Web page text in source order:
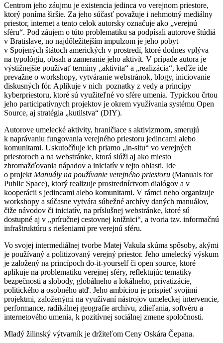
Centrom jeho záujmu je existencia jedinca vo verejnom priestore,
ktorý poníma širšie. Za jeho súčasť považuje i nehmotný mediálny
priestor, internet a tento celok autorsky označuje ako „verejnú
sféru“. Pod záujem o túto problematiku sa podpísali autorove štúdiá
v Bratislave, no najdôležitejším impulzom je jeho pobyt
v Spojených štátoch amerických v prostredí, ktoré dodnes vplýva
na typológiu, obsah a zameranie jeho aktivít. V prípade autora je
výstižnejšie používať termíny „aktivita“ a „realizácia“, keďže ide
prevažne o workshopy, vytváranie webstránok, blogy, iniciovanie
diskusných fór. Aplikuje v nich poznatky z vedy a princípy
kyberpriestoru, ktoré sú využiteľné vo sfére umenia. Typickou črtou
jeho participatívnych projektov je okrem využívania systému Open
Source, aj stratégia „kutilstva“ (DIY).
Autorove umelecké aktivity, hraničiace s aktivizmom, smerujú
k naprávaniu fungovania verejného priestoru jedincami alebo
komunitami. Uskutočňuje ich priamo „in-situ“ vo verejných
priestoroch a na webstránke, ktorá slúži aj ako miesto
zhromažďovania nápadov a iniciatív v tejto oblasti. Ide
o projekt Manuály na používanie verejného priestoru (Manuals for
Public Space), ktorý realizuje prostredníctvom dialógov a v
kooperácii s jedincami alebo komunitami. V rámci neho organizuje
workshopy a súčasne vytvára súbežné archívy daných manuálov,
čiže návodov či iniciatív, na príslušnej webstránke, ktoré sú
dostupné aj v „príručnej cestovnej knižnici“, a tvoria tzv. informačnú
infraštruktúru s riešeniami pre verejnú sféru.
Vo svojej intermediálnej tvorbe Matej Vakula skúma spôsoby, akými
je používaný a politizovaný verejný priestor. Jeho umelecký výskum
je založený na princípoch do-it-yourself či open source, ktoré
aplikuje na problematiku verejnej sféry, reflektujúc tematiky
bezpečnosti a slobody, globálneho a lokálneho, privatizácie,
politického a osobného atď. Jeho ambíciou je prispieť svojimi
projektmi, založenými na využívaní nástrojov umeleckej intervencie,
performance, radikálnej geografie archívu, zdieľania, softvéru a
internetového umenia, k pozitívnej sociálnej zmene spoločnosti.
Mladý žilinský výtvarník je držiteľom Ceny Oskára Čepana.